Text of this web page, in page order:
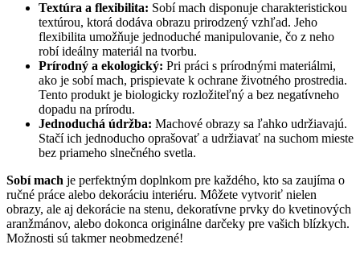
Textúra a flexibilita: Sobí mach disponuje charakteristickou
textúrou, ktorá dodáva obrazu prirodzený vzhľad. Jeho
flexibilita umožňuje jednoduché manipulovanie, čo z neho
robí ideálny materiál na tvorbu.
Prírodný a ekologický: Pri práci s prírodnými materiálmi,
ako je sobí mach, prispievate k ochrane životného prostredia.
Tento produkt je biologicky rozložiteľný a bez negatívneho
dopadu na prírodu.
Jednoduchá údržba: Machové obrazy sa ľahko udržiavajú.
Stačí ich jednoducho oprašovať a udržiavať na suchom mieste
bez priameho slnečného svetla.
Sobí mach je perfektným doplnkom pre každého, kto sa zaujíma o
ručné práce alebo dekoráciu interiéru. Môžete vytvoriť nielen
obrazy, ale aj dekorácie na stenu, dekoratívne prvky do kvetinových
aranžmánov, alebo dokonca originálne darčeky pre vašich blízkych.
Možnosti sú takmer neobmedzené!